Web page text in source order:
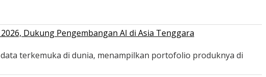
Dukung Pengembangan AI di Asia Tenggara
data terkemuka di dunia, menampilkan portofolio produknya di